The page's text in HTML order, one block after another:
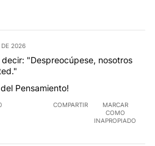
DE 2026
"Despreocúpese, nosotros
Pensamiento!
COMPARTIR
MARCAR
COMO
INAPROPIADO